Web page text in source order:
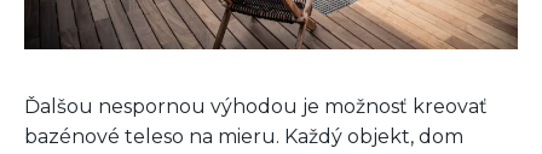
Ďalšou nespornou výhodou je možnosť kreovať
bazénové teleso na mieru. Každý objekt, dom